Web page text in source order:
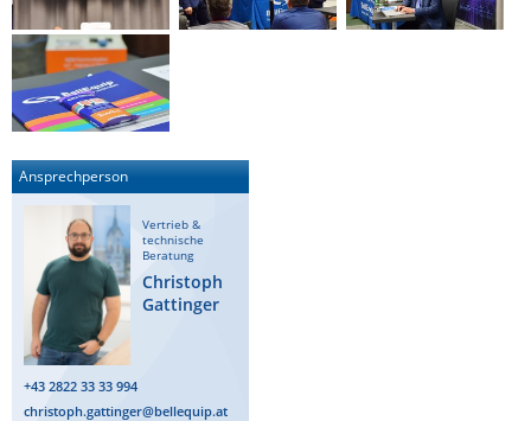
Ansprechperson
Vertrieb &
technische
Beratung
Christoph
Gattinger
+43 2822 33 33 994
christoph.gattinger@bellequip.at